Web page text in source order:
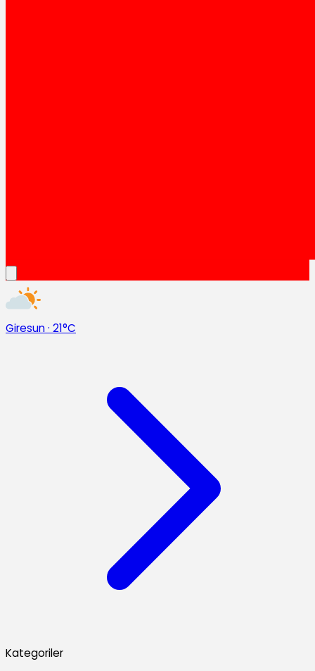
Giresun· 21°C
Kategoriler